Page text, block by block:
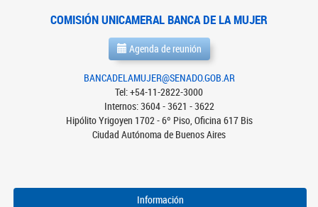
COMISIÓN UNICAMERAL BANCA DE LA MUJER
Agenda de reunión
BANCADELAMUJER@SENADO.GOB.AR
Tel: +54-11-2822-3000
Internos: 3604 - 3621 - 3622
Hipólito Yrigoyen 1702 - 6º Piso, Oficina 617 Bis
Ciudad Autónoma de Buenos Aires
Información